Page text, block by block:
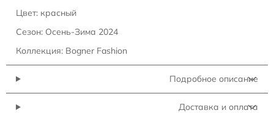
Цвет: красный
Сезон: Осень-Зима 2024
Коллекция: Bogner Fashion
Подробное описание
Доставка и оплата